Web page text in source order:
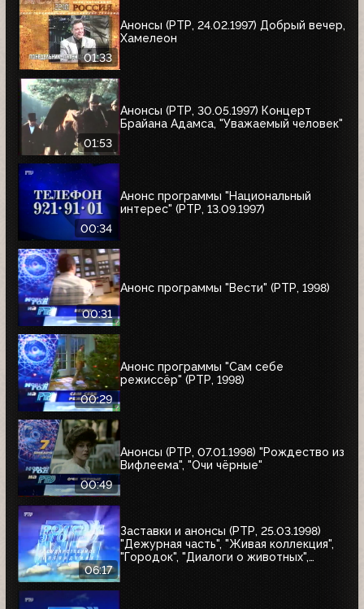
01:33
Анонсы (РТР, 24.02.1997) Добрый вечер,
Хамелеон
01:53
Анонсы (РТР, 30.05.1997) Концерт
Брайана Адамса, "Уважаемый человек"
00:34
Анонс программы "Национальный
интерес" (РТР, 13.09.1997)
00:31
Анонс программы "Вести" (РТР, 1998)
00:29
Анонс программы "Сам себе
режиссёр" (РТР, 1998)
00:49
Анонсы (РТР, 07.01.1998) "Рождество из
Вифлеема", "Очи чёрные"
06:17
Заставки и анонсы (РТР, 25.03.1998)
"Дежурная часть", "Живая коллекция",
"Городок", "Диалоги о животных",